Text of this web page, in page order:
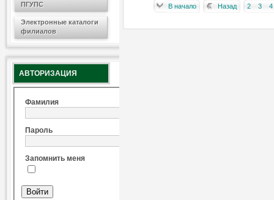
ПГУПС
Электронные каталоги
филиалов
АВТОРИЗАЦИЯ
Фамилия
Пароль
Запомнить меня
В начало Назад 2 3 4